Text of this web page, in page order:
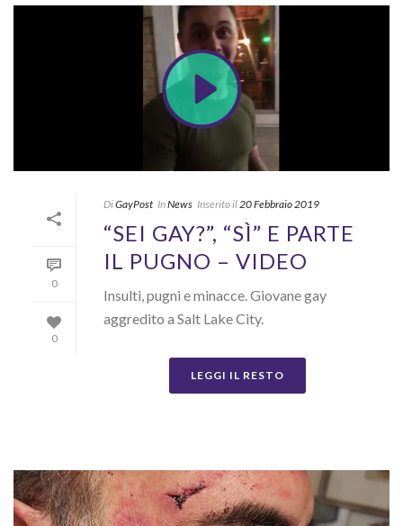
0
0
DiGayPost InNews Inserito il20 Febbraio 2019
“SEI GAY?”, “SÌ” E PARTE
IL PUGNO – VIDEO
Insulti, pugni e minacce. Giovane gay
aggredito a Salt Lake City.
LEGGI IL RESTO